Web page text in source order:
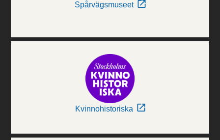
Spårvägsmuseet
Kvinnohistoriska